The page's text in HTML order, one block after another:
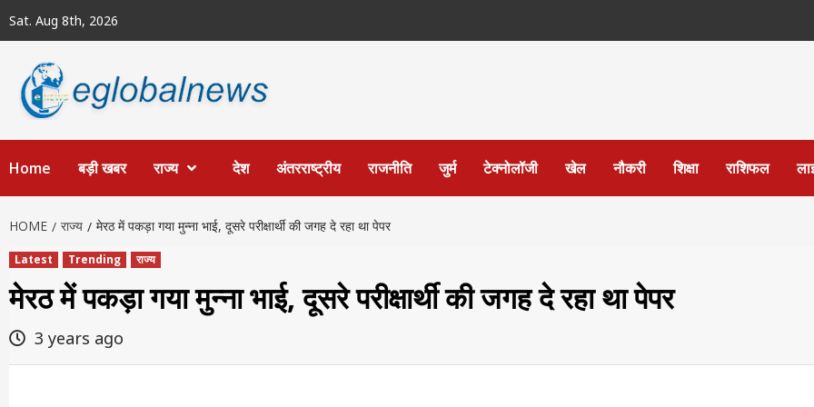
to
Sat. Aug 8th, 2026
Home बड़ी खबर राज्य देश अंतरराष्ट्रीय राजनीति जुर्म टेक्नोलॉजी खेल नौकरी शिक्षा राशिफल
HOME राज्य मेरठ में पकड़ा गया मुन्ना भाई, दूसरे परीक्षार्थी की जगह दे रहा था पेपर
Latest Trending राज्य
मेरठ में पकड़ा गया मुन्ना भाई, दूसरे परीक्षार्थी की जगह दे रहा था पेपर
3 years ago